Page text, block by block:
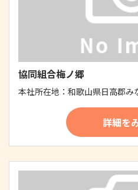
協同組合梅ノ郷
本社所在地： 和歌山県日高郡み
詳細を